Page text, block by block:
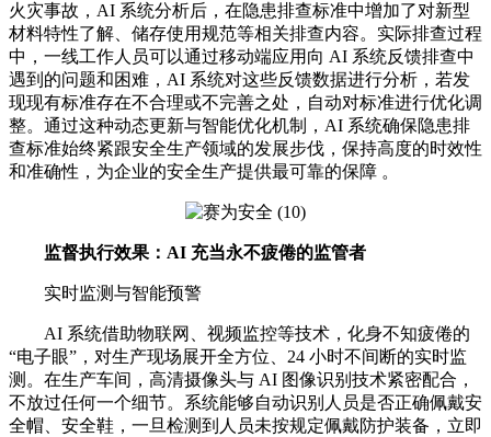
火灾事故，AI 系统分析后，在隐患排查标准中增加了对新型
材料特性了解、储存使用规范等相关排查内容。实际排查过程
中，一线工作人员可以通过移动端应用向 AI 系统反馈排查中
遇到的问题和困难，AI 系统对这些反馈数据进行分析，若发
现现有标准存在不合理或不完善之处，自动对标准进行优化调
整。通过这种动态更新与智能优化机制，AI 系统确保隐患排
查标准始终紧跟安全生产领域的发展步伐，保持高度的时效性
和准确性，为企业的安全生产提供最可靠的保障 。
监督执行效果：AI 充当永不疲倦的监管者
实时监测与智能预警
AI 系统借助物联网、视频监控等技术，化身不知疲倦的
“电子眼”，对生产现场展开全方位、24 小时不间断的实时监
测。在生产车间，高清摄像头与 AI 图像识别技术紧密配合，
不放过任何一个细节。系统能够自动识别人员是否正确佩戴安
全帽、安全鞋，一旦检测到人员未按规定佩戴防护装备，立即